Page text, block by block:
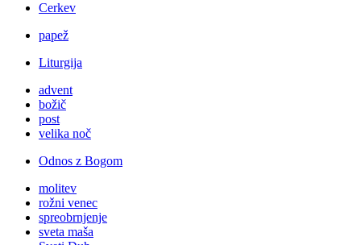
Cerkev
papež
Liturgija
advent
božič
post
velika noč
Odnos z Bogom
molitev
rožni venec
spreobrnjenje
sveta maša